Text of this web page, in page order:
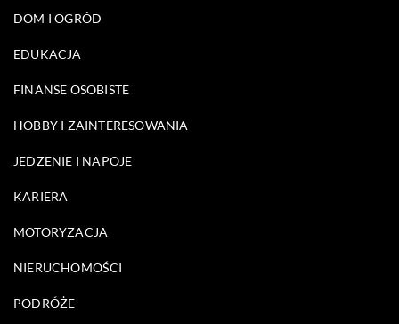
DOM I OGRÓD
EDUKACJA
FINANSE OSOBISTE
HOBBY I ZAINTERESOWANIA
JEDZENIE I NAPOJE
KARIERA
MOTORYZACJA
NIERUCHOMOŚCI
PODRÓŻE